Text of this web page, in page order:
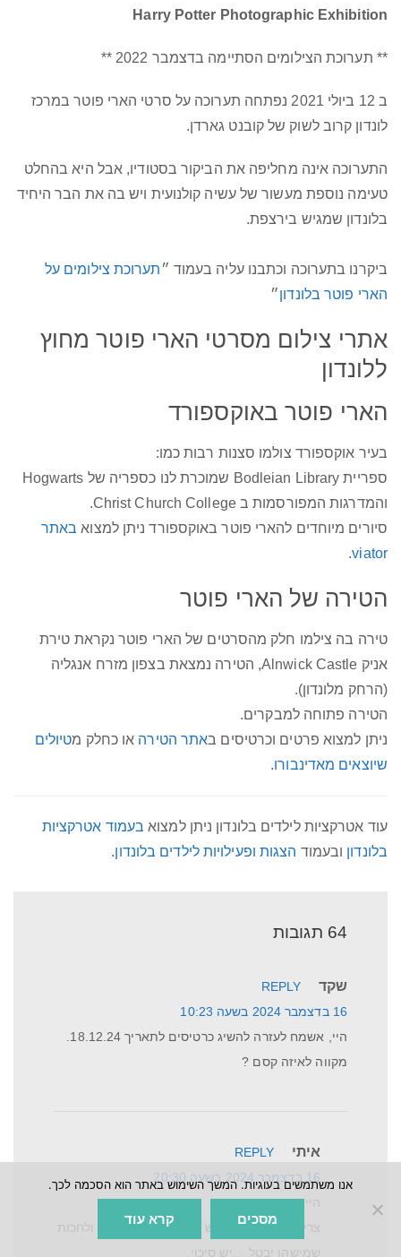
Harry Potter Photographic Exhibition
** תערוכת הצילומים הסתיימה בדצמבר 2022 **
ב 12 ביולי 2021 נפתחה תערוכה על סרטי הארי פוטר במרכז
לונדון קרוב לשוק של קובנט גארדן.
התערוכה אינה מחליפה את הביקור בסטודיו, אבל היא בהחלט
טעימה נוספת מעשור של עשיה קולנועית ויש בה את הבר היחיד
בלונדון שמגיש בירצפת.
ביקרנו בתערוכה וכתבנו עליה בעמוד ״תערוכת צילומים על
הארי פוטר בלונדון״
אתרי צילום מסרטי הארי פוטר מחוץ
ללונדון
הארי פוטר באוקספורד
בעיר אוקספורד צולמו סצנות רבות כמו:
ספריית Bodleian Library שמוכרת לנו כספריה של Hogwarts
והמדרגות המפורסמות ב Christ Church College.
סיורים מיוחדים להארי פוטר באוקספורד ניתן למצוא באתר
viator
.
הטירה של הארי פוטר
טירה בה צילמו חלק מהסרטים של הארי פוטר נקראת טירת
אניק Alnwick Castle, הטירה נמצאת בצפון מזרח אנגליה
(הרחק מלונדון).
הטירה פתוחה למבקרים.
ניתן למצוא פרטים וכרטיסים באתר הטירה או כחלק מטיולים
שיוצאים מאדינבורו.
עוד אטרקציות לילדים בלונדון ניתן למצוא בעמוד אטרקציות
בלונדון ובעמוד הצגות ופעילויות לילדים בלונדון.
64 תגובות
שקד
REPLY
16 בדצמבר 2024 בשעה 10:23
מקווה לאיזה קסם ?
איתי
REPLY
16 בדצמבר 2024 בשעה 20:30
היי שקד,
צריך להתמיד ברפרוש של האתרי כרטיסים ולחכות
שמישהו יבטל …יש סיכוי.
אנו משתמשים בעוגיות. המשך השימוש באתר הוא הסכמה לכך.
מסכים קרא עוד